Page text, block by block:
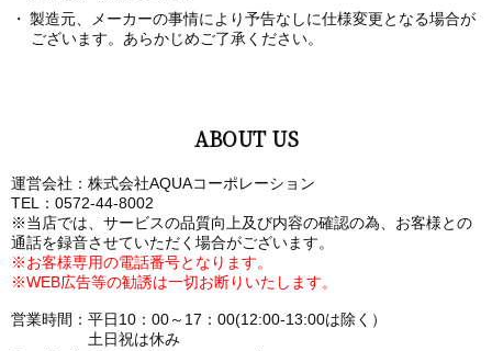
製造元、メーカーの事情により予告なしに仕様変更となる場合が
ございます。あらかじめご了承ください。
ABOUT US
運営会社：株式会社AQUAコーポレーション
TEL：0572-44-8002
※当店では、サービスの品質向上及び内容の確認の為、お客様との
通話を録音させていただく場合がございます。
※お客様専用の電話番号となります。
※WEB広告等の勧誘は一切お断りいたします。
営業時間：平日10：00～17：00(12:00-13:00は除く）
土日祝は休み